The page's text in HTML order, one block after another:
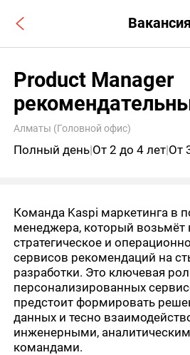
Вакансия
Product Manager
Алматы (Головной офис)
Полный день|От 2 до 4 лет|От
Команда Kaspi маркетинга в
менеджера, который возьмёт
стратегическое и
сервисов рекомендаций на
разработки. Это ключевая
персонализированных
предстоит формировать
данных и тесно
инженерными,
командами.